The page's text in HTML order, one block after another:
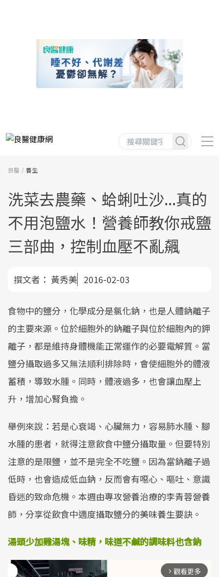
良醫 養生
洗菜去農藥、蛤蜊吐沙...真的
不用泡鹽水！營養師教你戒鹽
三部曲，控制血壓不亂飆
撰文者： 黃秀美 2016-02-03
食物中的鹽分，化學成分是氯化鈉，也是人體鈉離子
的主要來源。位於細胞外的鈉離子與位於細胞內的鉀
離子，都是維持身體機能正常運作的必要電解質。當
鹽分攝取過多又無法順利排除時，會使細胞外的體液
蓄積，導致水腫。同時，體液過多，也會讓血壓上
升，增加心腎負擔。
舉例來說：若是心衰竭、心臟無力，容易肺水腫、腳
水腫的患者，就得注意飲食中鹽分攝取量。但要特別
注意的是限鹽，並不是完全不吃鹽。因為當鈉離子過
低時，也會造成低血鈉，反而會有噁心、嘔吐、意識
昏迷的致命危機。本週由專攻營養治療的李青蓉營養
師，分享從飲食中適度攝取鹽分的美味養生要訣。
湯頭少加雞湯塊、味精，味道不鹹的調味料也含鈉
arrow_forward_ios 觀看更多